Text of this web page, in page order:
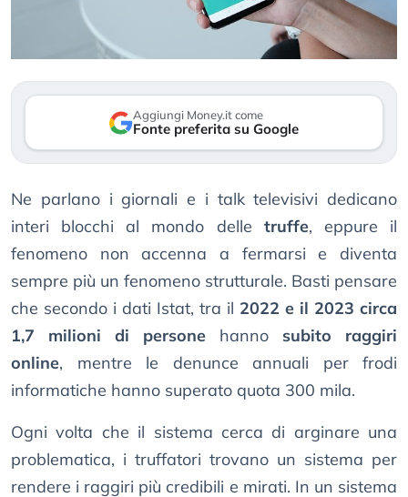
Aggiungi Money.it come
Fonte preferita su Google
Ne parlano i giornali e i talk televisivi dedicano
interi blocchi al mondo delle truffe, eppure il
fenomeno non accenna a fermarsi e diventa
sempre più un fenomeno strutturale. Basti pensare
che secondo i dati Istat, tra il 2022 e il 2023 circa
1,7 milioni di persone hanno subito raggiri
online, mentre le denunce annuali per frodi
informatiche hanno superato quota 300 mila.
Ogni volta che il sistema cerca di arginare una
problematica, i truffatori trovano un sistema per
rendere i raggiri più credibili e mirati. In un sistema